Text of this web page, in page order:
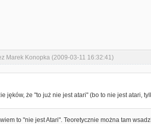
Marek Konopka (2009-03-11 16:32:41)
jęków, że "to już nie jest atari" (bo to nie jest atari,
to "nie jest Atari". Teoretycznie można tam